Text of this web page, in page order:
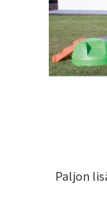
Paljon